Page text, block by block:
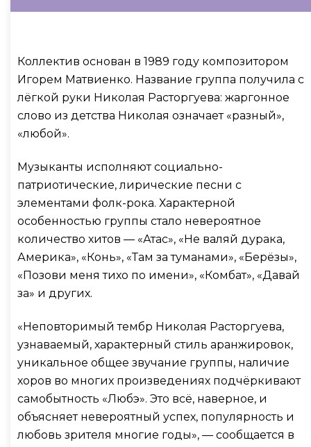
Коллектив основан в 1989 году композитором
Игорем Матвиенко. Название группа получила с
лёгкой руки Николая Расторгуева: жаргонное
слово из детства Николая означает «разный»,
«любой».
Музыканты исполняют социально-
патриотические, лирические песни с
элементами фолк-рока. Характерной
особенностью группы стало невероятное
количество хитов — «Атас», «Не валяй дурака,
Америка», «Конь», «Там за туманами», «Берёзы»,
«Позови меня тихо по имени», «Комбат», «Давай
за» и других.
«Неповторимый тембр Николая Расторгуева,
узнаваемый, характерный стиль аранжировок,
уникальное общее звучание группы, наличие
хоров во многих произведениях подчёркивают
самобытность «Любэ». Это всё, наверное, и
объясняет невероятный успех, популярность и
любовь зрителя многие годы», — сообщается в